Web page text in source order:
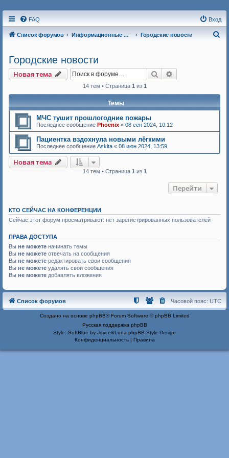
FAQ Вход
Список форумов Информационные форумы Городские новости
Городские новости
Новая тема Поиск
14 тем • Страница 1 из 1
Темы
МЧС тушит прошлогодние пожары
Последнее сообщение Phoenix « 08 сен 2024, 10:12
Пациентка вздохнула новыми лёгкими
Последнее сообщение Askita « 08 июн 2024, 13:59
Новая тема
14 тем • Страница 1 из 1
Перейти
КТО СЕЙЧАС НА КОНФЕРЕНЦИИ
Сейчас этот форум просматривают: нет зарегистрированных пользователей
ПРАВА ДОСТУПА
Вы не можете начинать темы
Вы не можете отвечать на сообщения
Вы не можете редактировать свои сообщения
Вы не можете удалять свои сообщения
Вы не можете добавлять вложения
Список форумов Часовой пояс: UTC
Создано на основе phpBB® Forum Software © phpBB Limited
Русская поддержка phpBB
Style: SoftBlue by Joyce&Luna phpBB-Style-Design
Конфиденциальность| Правила